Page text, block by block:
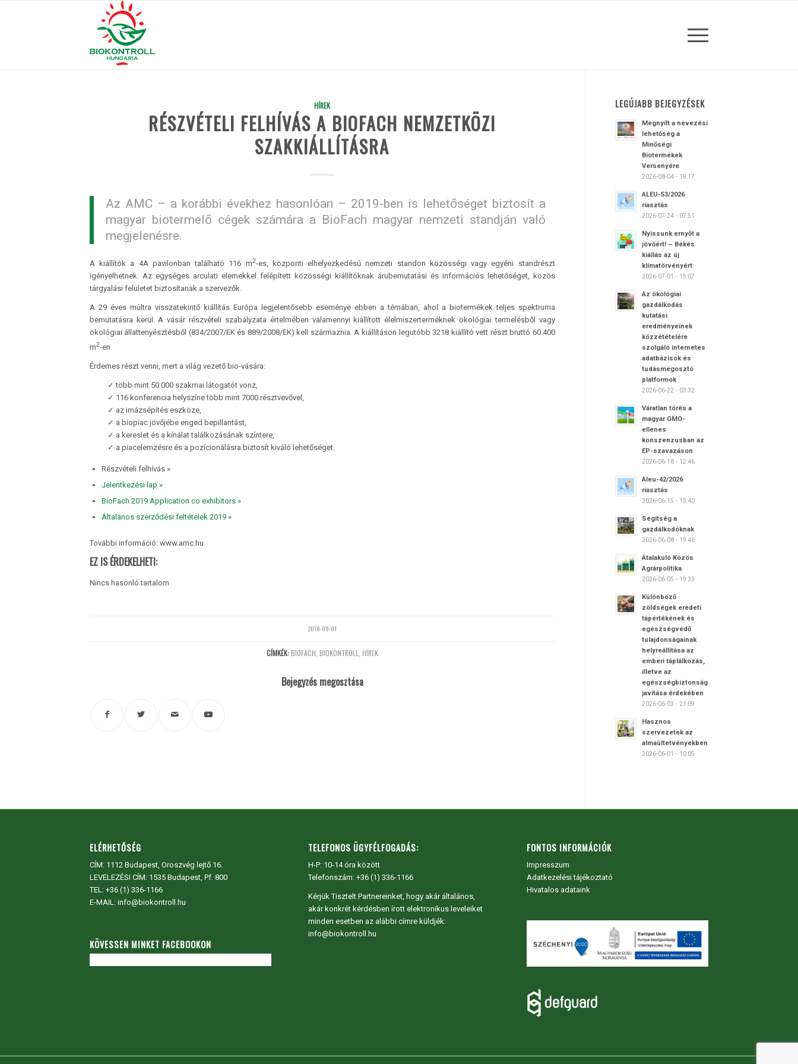
HÍREK
RÉSZVÉTELI FELHÍVÁS A BIOFACH NEMZETKÖZI
SZAKKIÁLLÍTÁSRA
Az AMC – a korábbi évekhez hasonlóan – 2019-ben is lehetőséget biztosít a
magyar biotermelő cégek számára a BioFach magyar nemzeti standján való
megjelenésre.
A kiállítók a 4A pavilonban található 116 m2-es, központi elhelyezkedésű nemzeti standon közösségi vagy egyéni standrészt
igényelhetnek. Az egységes arculati elemekkel felépített közösségi kiállítóknak árubemutatási és információs lehetőséget, közös
tárgyalási felületet biztosítanak a szervezők.
A 29 éves múltra visszatekintő kiállítás Európa legjelentősebb eseménye ebben a témában, ahol a biotermékek teljes spektruma
bemutatásra kerül. A vásár részvételi szabályzata értelmében valamennyi kiállított élelmiszerterméknek ökológiai termelésből vagy
ökológiai állattenyésztésből (834/2007/EK és 889/2008/EK) kell származnia. A kiállításon legutóbb 3218 kiállító vett részt bruttó 60.400
m2-en.
Érdemes részt venni, mert a világ vezető bio-vására:
✓ több mint 50 000 szakmai látogatót vonz,
✓ 116 konferencia helyszíne több mint 7000 résztvevővel,
✓ az imázsépítés eszköze,
✓ a biopiac jövőjébe enged bepillantást,
✓ a kereslet és a kínálat találkozásának színtere,
✓ a piacelemzésre és a pozícionálásra biztosít kiváló lehetőséget.
Részvételi felhívás »
Jelentkezési lap »
BioFach 2019 Application co exhibitors »
Általános szerződési feltételek 2019 »
További információ: www.amc.hu
EZ IS ÉRDEKELHETI:
Nincs hasonló tartalom
2018-09-01
CÍMKÉK: BIOFACH BIOKONTROLL HÍREK
Bejegyzés megosztása
LEGÚJABB BEJEGYZÉSEK
Megnyílt a nevezési
lehetőség a
Minőségi
Biotermékek
Versenyére
2026-08-04 - 19:17
ALEU-53/2026
riasztás
2026-07-24 - 07:51
Nyissunk ernyőt a
jövőért! – Békés
kiállás az új
klímatörvényért
2026-07-01 - 15:07
Az ökológiai
gazdálkodás
kutatási
eredményeinek
közzétételére
szolgáló internetes
adatbázisok és
tudásmegosztó
platformok
2026-06-22 - 03:32
Váratlan törés a
magyar GMO-
ellenes
konszenzusban az
EP-szavazáson
2026-06-18 - 12:46
Aleu-42/2026
riasztás
2026-06-15 - 13:40
Segítség a
gazdálkodóknak
2026-06-08 - 19:46
Átalakuló Közös
Agrárpolitika
2026-06-05 - 19:33
Különböző
zöldségek eredeti
tápértékének és
egészségvédő
tulajdonságainak
helyreállítása az
emberi táplálkozás,
illetve az
egészségbiztonság
javítása érdekében
2026-06-03 - 21:09
Hasznos
szervezetek az
almaültetvényekben
2026-06-01 - 10:05
ELÉRHETŐSÉG
CÍM: 1112 Budapest, Oroszvég lejtő 16.
LEVELEZÉSI CÍM: 1535 Budapest, Pf. 800
TEL: +36 (1) 336-1166
E-MAIL: info@biokontroll.hu
KÖVESSEN MINKET FACEBOOKON
TELEFONOS ÜGYFÉLFOGADÁS:
H-P: 10-14 óra között
Telefonszám: +36 (1) 336-1166
Kérjük Tisztelt Partnereinket, hogy akár általános,
akár konkrét kérdésben írott elektronikus leveleiket
minden esetben az alábbi címre küldjék:
info@biokontroll.hu
FONTOS INFORMÁCIÓK
Impresszum
Adatkezelési tájékoztató
Hivatalos adataink